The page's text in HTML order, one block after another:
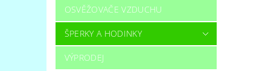
OSVĚŽOVAČE VZDUCHU
ŠPERKY A HODINKY
VÝPRODEJ